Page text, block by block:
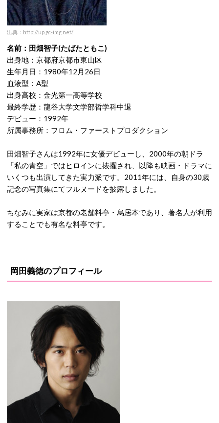
出典： http://up.gc-img.net/
名前：田畑智子(たばたともこ)
出身地：京都府京都市東山区
生年月日：1980年12月26日
血液型：A型
出身高校：金光第一高等学校
最終学歴：龍谷大学文学部哲学科中退
デビュー：1992年
所属事務所：フロム・ファーストプロダクション
田畑智子さんは1992年に女優デビューし、2000年の朝ドラ
「私の青空」ではヒロインに抜擢され、以降も映画・ドラマに
いくつも出演してきた実力派です。2011年には、自身の30歳
記念の写真集にてフルヌードを披露しました。
ちなみに実家は京都の老舗料亭・烏居本であり、著名人が利用
することでも有名な料亭です。
岡田義徳のプロフィール